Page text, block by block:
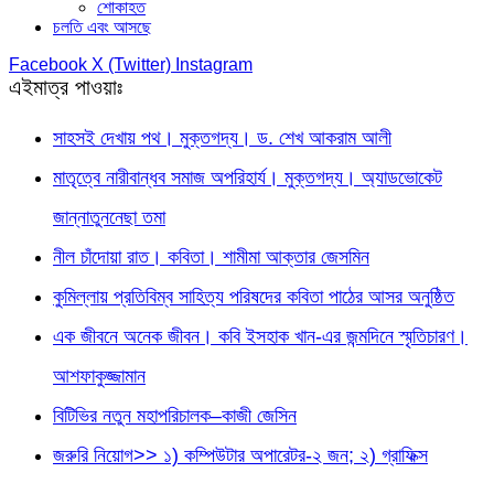
শোকাহত
চলতি এবং আসছে
Facebook X (Twitter) Instagram
এইমাত্র পাওয়াঃ
সাহসই দেখায় পথ। মুক্তগদ্য। ড. শেখ আকরাম আলী
মাতৃত্বে নারীবান্ধব সমাজ অপরিহার্য। মুক্তগদ্য। অ্যাডভোকেট
জান্নাতুননেছা তমা
নীল চাঁদোয়া রাত। কবিতা। শামীমা আক্তার জেসমিন
কুমিল্লায় প্রতিবিম্ব সাহিত্য পরিষদের কবিতা পাঠের আসর অনুষ্ঠিত
এক জীবনে অনেক জীবন। কবি ইসহাক খান-এর জন্মদিনে স্মৃতিচারণ।
আশফাকুজ্জামান
বিটিভির নতুন মহাপরিচালক–কাজী জেসিন
জরুরি নিয়োগ>> ১) কম্পিউটার অপারেটর-২ জন; ২) গ্রাফিক্স